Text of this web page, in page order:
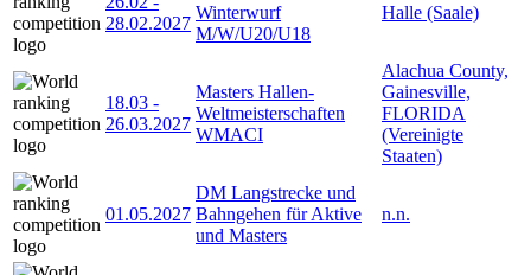
28.02.2027
Winterwurf
M/W/U20/U18
Halle (Saale)
18.03 -
26.03.2027
Masters Hallen-
Weltmeisterschaften
WMACI
Alachua County,
Gainesville,
FLORIDA
(Vereinigte
Staaten)
01.05.2027
DM Langstrecke und
Bahngehen für Aktive
und Masters
n.n.